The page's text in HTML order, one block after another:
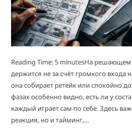
Reading Time: 5 minutesНа решающем
держится не за счёт громкого входа
она собирает ретейк или спокойно
фазах особенно видно, есть ли у
каждый играет сам по себе. Здесь
реакция, но и тайминг,…